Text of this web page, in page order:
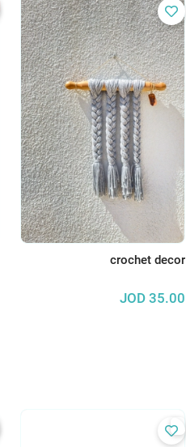
crochet decor
35.00
JOD